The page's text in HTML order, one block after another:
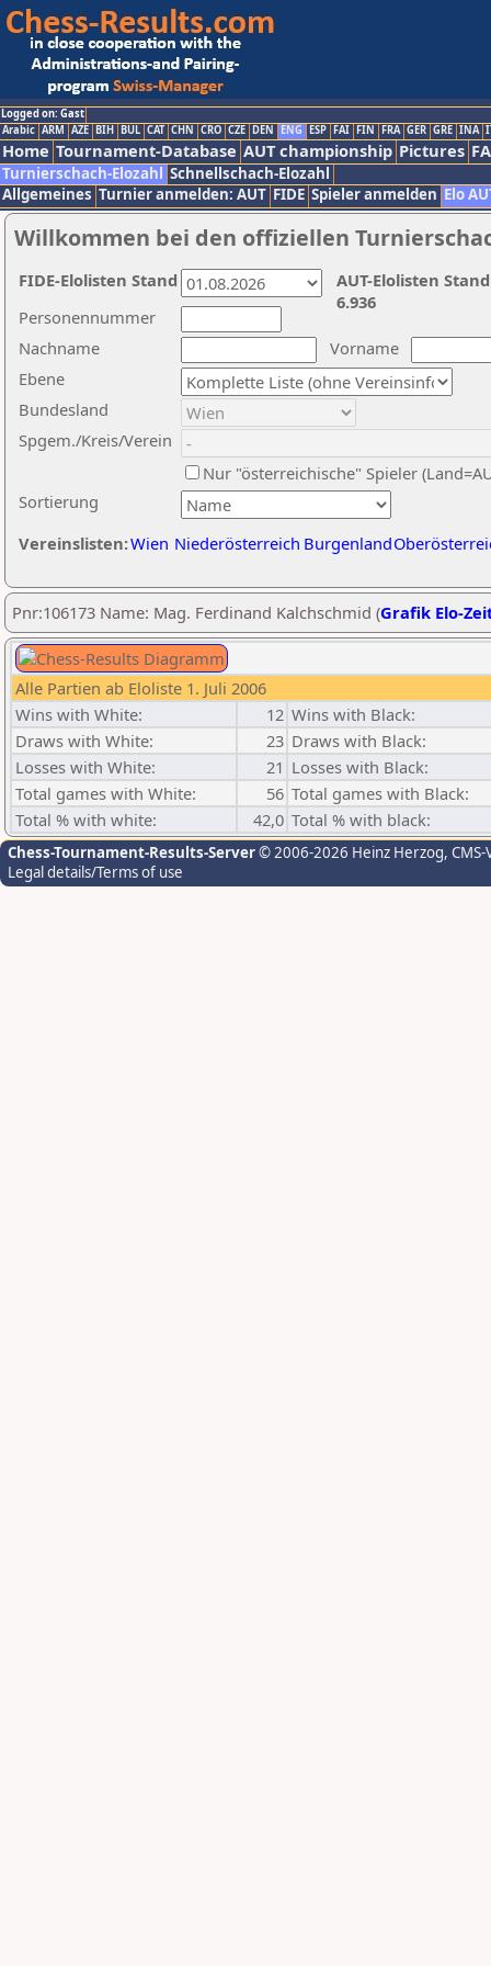
Logged on: Gast
Arabic ARM AZE BIH BUL CAT CHN CRO CZE DEN ENG ESP FAI FIN FRA GER GRE INA
Home Tournament-Database AUT championship Pictures
Turnierschach-Elozahl Schnellschach-Elozahl
Allgemeines Turnier anmelden: AUT FIDE Spieler anmelden Elo
Willkommen bei den offiziellen
Nachname
Vorname
Ebene
Sortierung
Personennummer
Bundesland
Spgem./Kreis/Verein
Nur "österreichische" Spieler
Vereinslisten:Wien Niederösterreich Burgenland
AUT-Elolisten
6.936
FIDE-Elolisten Stand
Pnr:106173 Name: Mag. Ferdinand Kalchschmid (Grafik Elo-
Alle Partien ab Eloliste 1. Juli 2006
Wins with White:
12 Wins with Black:
Draws with White:
23 Draws with Black:
Losses with White:
21 Losses with Black:
Total games with White:
56 Total games with Black:
Total % with white:
42,0 Total % with black:
Chess-Tournament-Results-Server© 2006-2026 Heinz Herzog,
Legal details/Terms of use